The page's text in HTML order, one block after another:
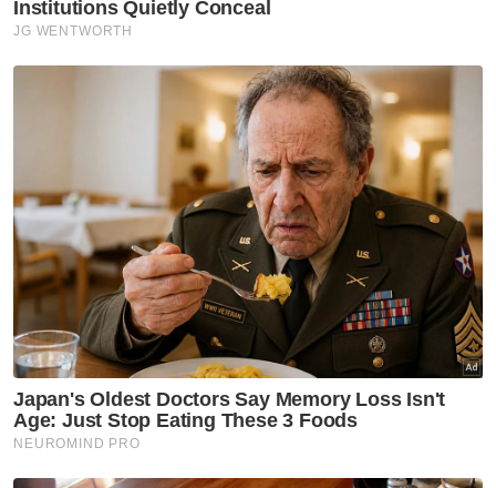
kenderaan masing-masing selepas tempoh
Muat turun aplikasi Sinar Harian.Klik di sini!
Jawab soalan kaji selidik dandapatkan
baucar tunai.
Apakah status hubungan anda?
Bujang Kahwin
Masuk | Daftar VPoints:
Tol Percuma